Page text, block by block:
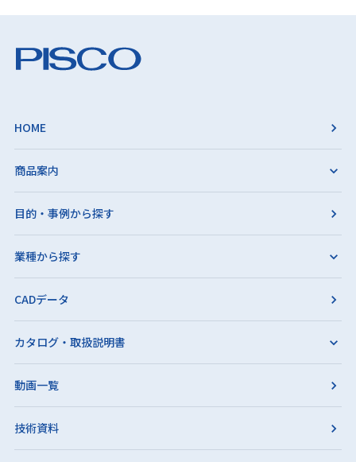
HOME
商品案内
目的・事例から探す
業種から探す
CADデータ
カタログ・取扱説明書
動画一覧
技術資料